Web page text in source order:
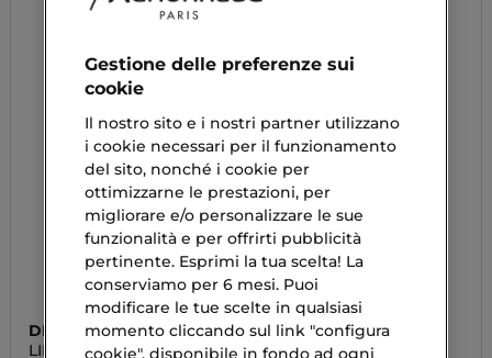
DIEGO DALLA PALMA
LIPS KIT
RITUALS
THE RITUAL OF
Gestione delle preferenze sui
cookie
Il nostro sito e i nostri partner utilizzano
i cookie necessari per il funzionamento
del sito, nonché i cookie per
ottimizzarne le prestazioni, per
migliorare e/o personalizzare le sue
funzionalità e per offrirti pubblicità
pertinente. Esprimi la tua scelta! La
conserviamo per 6 mesi. Puoi
modificare le tue scelte in qualsiasi
momento cliccando sul link "configura
cookie", disponibile in fondo ad ogni